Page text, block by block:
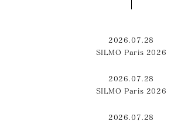
2026.07.28
SILMO Paris 2026
2026.07.28
SILMO Paris 2026
2026.07.28